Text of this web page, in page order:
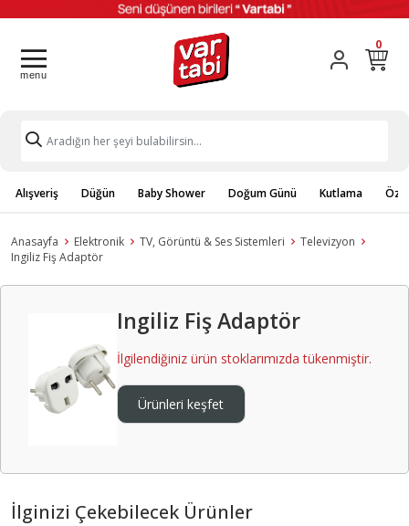
0
Alışveriş Düğün Baby Shower Doğum Günü Kutlama
Anasayfa Elektronik TV, Görüntü & Ses Sistemleri
Televizyon
Ingiliz Fiş Adaptör
Ingiliz Fiş Adaptör
İlgilendiğiniz ürün stoklarımızda tükenmiştir.
Ürünleri keşfet
İlginizi Çekebilecek Ürünler